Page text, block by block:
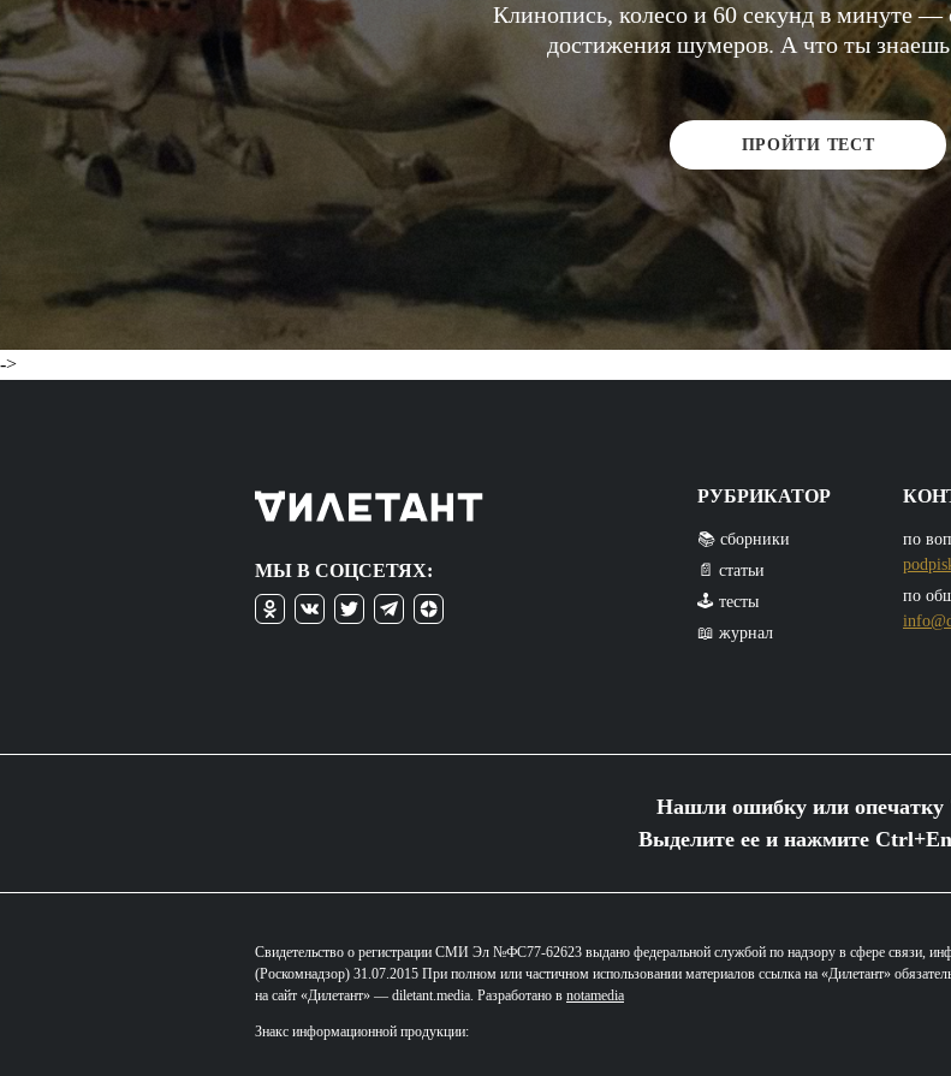
Клинопись, колесо и 60 секунд в минуте ―
достижения шумеров. А что ты
ПРОЙТИ ТЕСТ
->
МЫ В СОЦСЕТЯХ:
РУБРИКАТОР
📚 сборники
📄 статьи
🕹️ тесты
📖 журнал
по
по
Нашли ошибку или опечатку
Выделите ее и нажмите
Свидетельство о регистрации СМИ Эл №ФС77-62623 выдано федеральной службой по надзору в сфере связи,
(Роскомнадзор) 31.07.2015 При полном или частичном использовании материалов ссылка на «Дилетант»
на сайт «Дилетант» — diletant.media. Разработано в notamedia
Знакс информационной продукции: